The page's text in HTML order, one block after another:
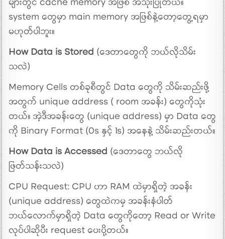
များတွင် cache memory အဖြစ် အသုံးပြုတယ်။
system တွေမှာ main memory အဖြစ်နဲ့တော့တွေ့ရမှာ
မဟုတ်ပါဘူး။
How Data is Stored (ဒေတာတွေကို ဘယ်လိုသိမ်း
သလဲ)
Memory Cells တစ်ခုစီတွင် Data တွေကို သိမ်းဆည်းဖို့
အတွက် unique address ( room အခန်း) တွေကိုသုံး
တယ်။ အဲ့ဒီအခန်းတွေ (unique address) မှာ Data တွေ
ကို Binary Format (0s နှင့် 1s) အနေနဲ့ သိမ်းဆည်းတယ်။
How Data is Accessed (ဒေတာတွေ ဘယ်လို
ဖြတ်သန်းသလဲ)
CPU Request: CPU ဟာ RAM ထဲမှာရှိတဲ့ အခန်း
(unique address) တွေထဲကမှ အခန်းနံပါတ်
ဘယ်လောက်မှာရှိတဲ့ Data တွေကိုတော့ Read or Write
လုပ်ပါဆိုပီး request ပေးပို့တယ်။